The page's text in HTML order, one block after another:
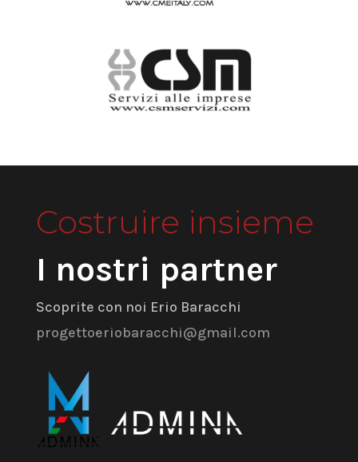
Costruire insieme
I nostri partner
Scoprite con noi Erio Baracchi
progettoeriobaracchi@gmail.com